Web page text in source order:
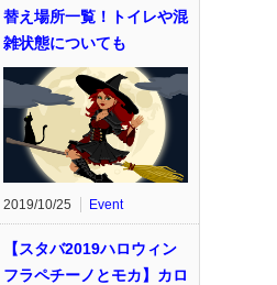
替え場所一覧！トイレや混
雑状態についても
2019/10/25 Event
【スタバ2019ハロウィン
フラペチーノとモカ】カロ